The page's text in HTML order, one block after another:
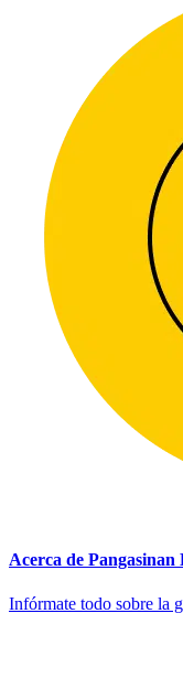
Acerca de
Infórmate todo sobre la